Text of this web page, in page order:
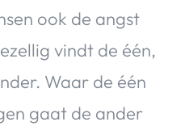
ook de angst
vindt de één,
Waar de één
gaat de ander